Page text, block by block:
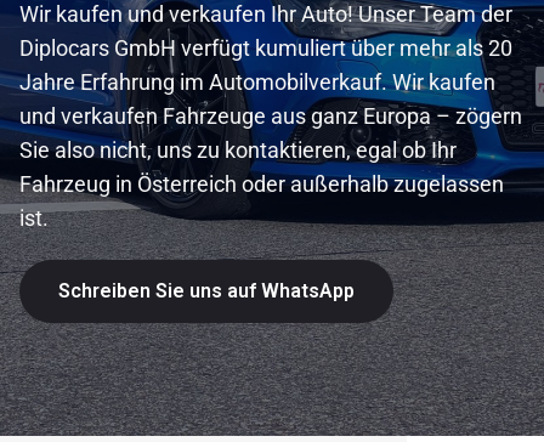
Wir kaufen und verkaufen Ihr Auto! Unser Team der
Diplocars GmbH verfügt kumuliert über mehr als 20
Jahre Erfahrung im Automobilverkauf. Wir kaufen
und verkaufen Fahrzeuge aus ganz Europa – zögern
Sie also nicht, uns zu kontaktieren, egal ob Ihr
Fahrzeug in Österreich oder außerhalb zugelassen
ist.
Schreiben Sie uns auf WhatsApp